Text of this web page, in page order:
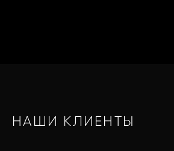
НАШИ КЛИЕНТЫ